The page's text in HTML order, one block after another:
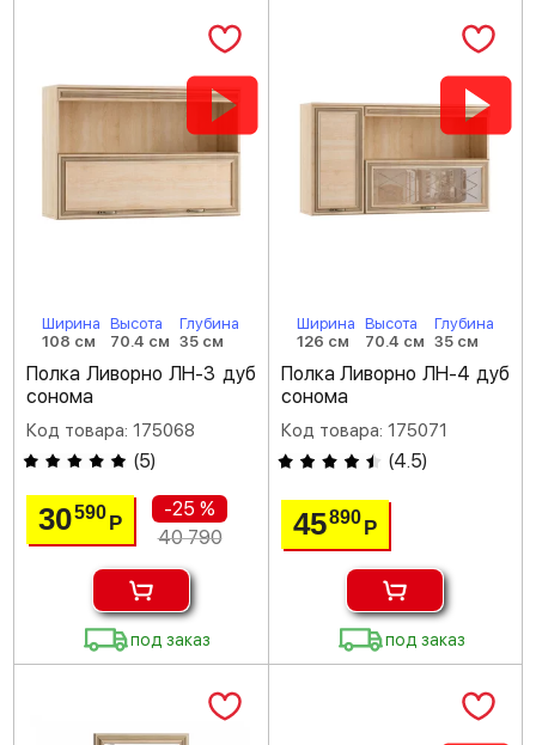
Ширина
108 см
Высота
70.4 см
Глубина
35 см
Полка Ливорно ЛН-3 дуб
сонома
Код товара: 175068
(5)
30590Р
-25 %
40 790
под заказ
Ширина
126 см
Высота
70.4 см
Глубина
35 см
Полка Ливорно ЛН-4 дуб
сонома
Код товара: 175071
(4.5)
45890 Р
под заказ